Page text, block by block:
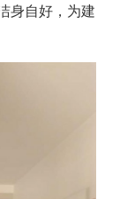
身自好，为建